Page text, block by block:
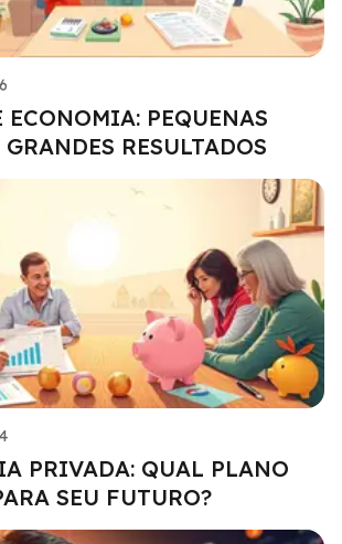
ECONOMIA: PEQUENAS
RESULTADOS
PRIVADA: QUAL PLANO
SEU FUTURO?